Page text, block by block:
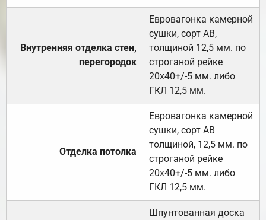
Внутренняя отделка стен,
перегородок
Евровагонка камерной
сушки, сорт АВ,
толщиной 12,5 мм. по
строганой рейке
20х40+/-5 мм. либо
ГКЛ 12,5 мм.
Отделка потолка
Евровагонка камерной
сушки, сорт АВ
толщиной, 12,5 мм. по
строганой рейке
20х40+/-5 мм. либо
ГКЛ 12,5 мм.
Шпунтованная доска